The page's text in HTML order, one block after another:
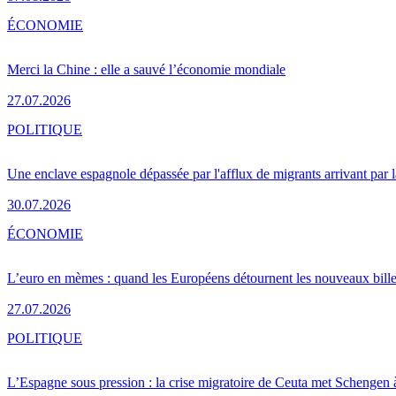
Merci la Chine : elle a sauvé l’économie mondiale
27.07.2026
ÉCONOMIE
Une enclave espagnole dépassée par l'afflux de migrants arrivant par
30.07.2026
POLITIQUE
L’euro en mèmes : quand les Européens détournent les nouveaux
27.07.2026
ÉCONOMIE
L’Espagne sous pression : la crise migratoire de Ceuta met Schengen
POLITIQUE